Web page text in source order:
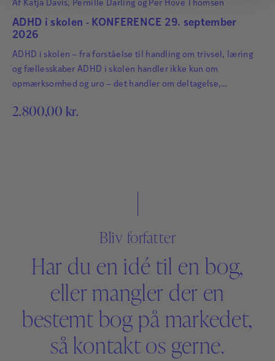
Af Katja Davis, Pernille Darling og Per Hove Thomsen
ADHD i skolen - KONFERENCE 29. september
2026
ADHD i skolen – fra forståelse til handling om trivsel, læring
og fællesskaber ADHD i skolen handler ikke kun om
opmærksomhed og uro – det handler om deltagelse,
hvor børn og unge med ADHD kan trives og lykkes, og hvor
2.800,00 kr.
Bliv forfatter
Har du en idé til en bog,
eller mangler der en
bestemt bog på markedet,
så kontakt os gerne.